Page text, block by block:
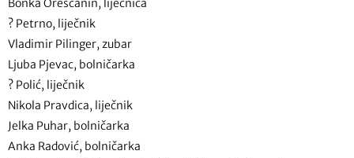
Bonka Oreščanin, liječnica
? Petrno, liječnik
Vladimir Pilinger, zubar
Ljuba Pjevac, bolničarka
? Polić, liječnik
Nikola Pravdica, liječnik
Jelka Puhar, bolničarka
Anka Radović, bolničarka